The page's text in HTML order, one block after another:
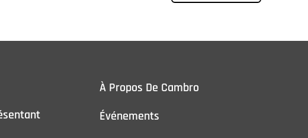
À Propos De Cambro
Événements